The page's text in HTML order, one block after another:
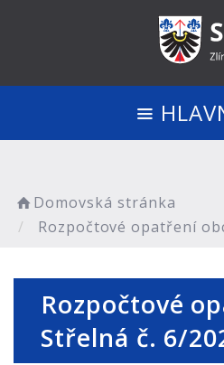
Domovská stránka
Rozpočtové opatření
Rozpočtové
Střelná č. 6/